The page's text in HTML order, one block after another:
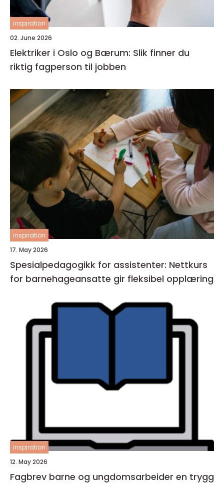
inspiration
02. June 2026
Elektriker i Oslo og Bærum: Slik finner du
riktig fagperson til jobben
inspiration
17. May 2026
Spesialpedagogikk for assistenter: Nettkurs
for barnehageansatte gir fleksibel opplæring
inspiration
12. May 2026
Fagbrev barne og ungdomsarbeider en trygg